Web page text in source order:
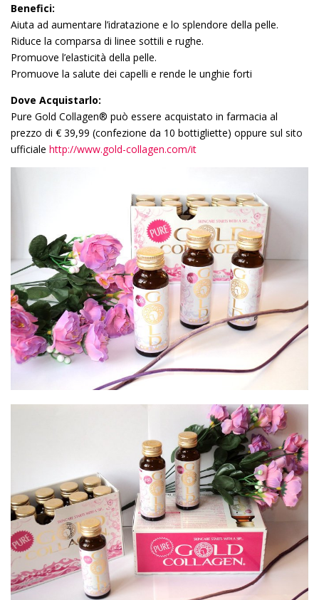
Benefici:
Aiuta ad aumentare l’idratazione e lo splendore della pelle.
Riduce la comparsa di linee sottili e rughe.
Promuove l’elasticità della pelle.
Promuove la salute dei capelli e rende le unghie forti
Dove Acquistarlo:
Pure Gold Collagen® può essere acquistato in farmacia al
prezzo di € 39,99 (confezione da 10 bottigliette) oppure sul sito
ufficiale http://www.gold-collagen.com/it